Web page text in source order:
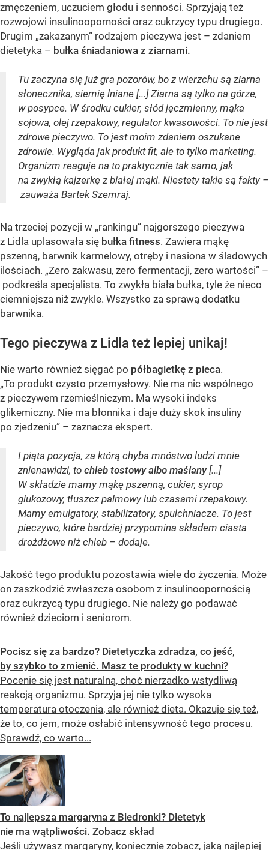
zmęczeniem, uczuciem głodu i senności. Sprzyjają też
rozwojowi insulinooporności oraz cukrzycy typu drugiego.
Drugim „zakazanym” rodzajem pieczywa jest – zdaniem
dietetyka – bułka śniadaniowa z ziarnami.
Tu zaczyna się już gra pozorów, bo z wierzchu są ziarna
słonecznika, siemię lniane [...] Ziarna są tylko na górze,
w posypce. W środku cukier, słód jęczmienny, mąka
sojowa, olej rzepakowy, regulator kwasowości. To nie jest
zdrowe pieczywo. To jest moim zdaniem oszukane
zdrowie. Wygląda jak produkt fit, ale to tylko marketing.
Organizm reaguje na to praktycznie tak samo, jak
na zwykłą kajzerkę z białej mąki. Niestety takie są fakty –
zauważa Bartek Szemraj.
Na trzeciej pozycji w „rankingu” najgorszego pieczywa
z Lidla uplasowała się bułka fitness. Zawiera mąkę
pszenną, barwnik karmelowy, otręby i nasiona w śladowych
ilościach. „Zero zakwasu, zero fermentacji, zero wartości” –
podkreśla specjalista. To zwykła biała bułka, tyle że nieco
ciemniejsza niż zwykle. Wszystko za sprawą dodatku
barwnika.
Tego pieczywa z Lidla też lepiej unikaj!
Nie warto również sięgać po półbagietkę z pieca.
„To produkt czysto przemysłowy. Nie ma nic wspólnego
z pieczywem rzemieślniczym. Ma wysoki indeks
glikemiczny. Nie ma błonnika i daje duży skok insuliny
po zjedzeniu” – zaznacza ekspert.
I piąta pozycja, za którą chyba mnóstwo ludzi mnie
znienawidzi, to chleb tostowy albo maślany[...]
W składzie mamy mąkę pszenną, cukier, syrop
glukozowy, tłuszcz palmowy lub czasami rzepakowy.
Mamy emulgatory, stabilizatory, spulchniacze. To jest
pieczywo, które bardziej przypomina składem ciasta
drożdżowe niż chleb – dodaje.
Jakość tego produktu pozostawia wiele do życzenia. Może
on zaszkodzić zwłaszcza osobom z insulinoopornością
oraz cukrzycą typu drugiego. Nie należy go podawać
również dzieciom i seniorom.
Pocisz się za bardzo? Dietetyczka zdradza, co jeść,
by szybko to zmienić. Masz te produkty w kuchni?
Pocenie się jest naturalną, choć nierzadko wstydliwą
reakcją organizmu. Sprzyja jej nie tylko wysoka
temperatura otoczenia, ale również dieta. Okazuje się też,
że to, co jem, może osłabić intensywność tego procesu.
Sprawdź, co warto...
To najlepsza margaryna z Biedronki? Dietetyk
nie ma wątpliwości. Zobacz skład
Jeśli używasz margaryny, koniecznie zobacz, jaką najlepiej